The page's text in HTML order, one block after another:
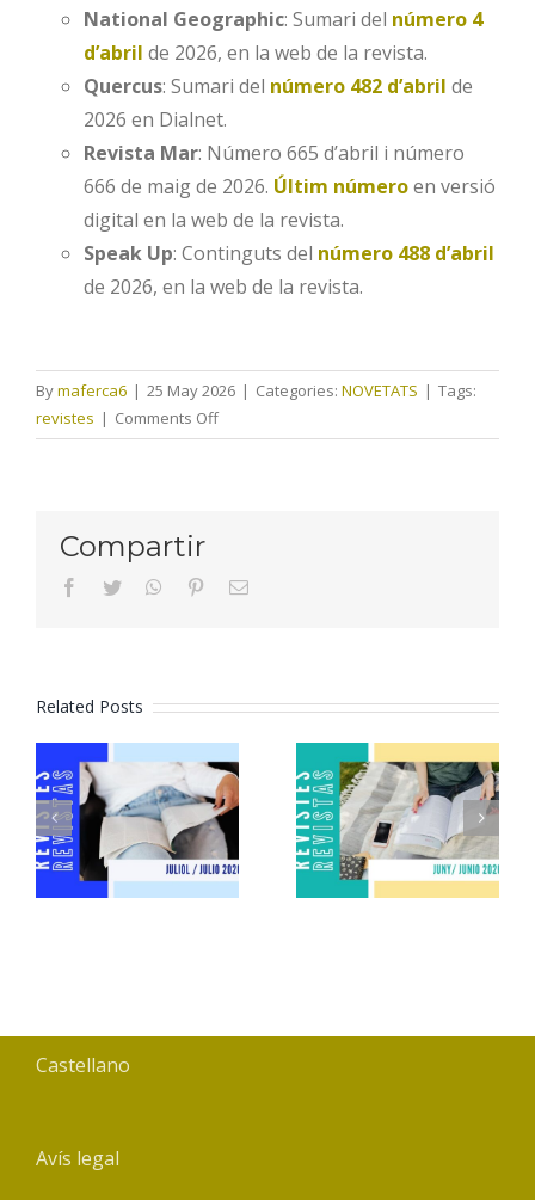
National Geographic: Sumari del número 4
d’abril de 2026, en la web de la revista.
Quercus: Sumari del número 482 d’abril de
2026 en Dialnet.
Revista Mar: Número 665 d’abril i número
666 de maig de 2026. Últim númeroen versió
digital en la web de la revista.
Speak Up: Continguts del número 488 d’abril
de 2026, en la web de la revista.
Bymaferca6 | 25 May 2026 | Categories: NOVETATS | Tags:
revistes | Comments Offon
Revistes
Compartir
facebooktwitter whatsapppinterestEmail
Related Posts
Revistes
juliol 2026
Revistes
juny 2026
Castellano
Avís legal